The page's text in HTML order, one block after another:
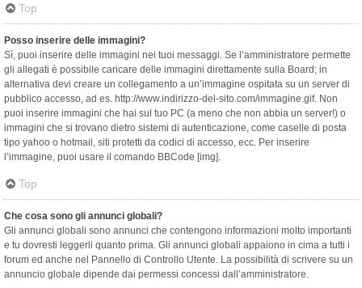
Top
Posso inserire delle immagini?
Sì, puoi inserire delle immagini nei tuoi messaggi. Se l’amministratore permette
gli allegati è possibile caricare delle immagini direttamente sulla Board; in
alternativa devi creare un collegamento a un’immagine ospitata su un server di
pubblico accesso, ad es. http://www.indirizzo-del-sito.com/immagine.gif. Non
puoi inserire immagini che hai sul tuo PC (a meno che non abbia un server!) o
immagini che si trovano dietro sistemi di autenticazione, come caselle di posta
tipo yahoo o hotmail, siti protetti da codici di accesso, ecc. Per inserire
l’immagine, puoi usare il comando BBCode [img].
Top
Che cosa sono gli annunci globali?
Gli annunci globali sono annunci che contengono informazioni molto importanti
e tu dovresti leggerli quanto prima. Gli annunci globali appaiono in cima a tutti i
forum ed anche nel Pannello di Controllo Utente. La possibilità di scrivere su un
annuncio globale dipende dai permessi concessi dall’amministratore.